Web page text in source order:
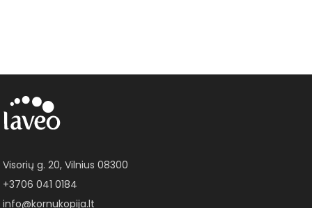
Visorių g. 20, Vilnius 08300
+3706 041 0184
info@kornukopija.lt